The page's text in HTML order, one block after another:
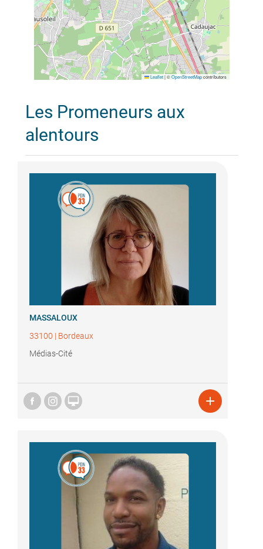
Leaflet |©OpenStreetMapcontributors
Les Promeneurs aux
alentours
MASSALOUX
33100 | Bordeaux
Médias-Cité
 